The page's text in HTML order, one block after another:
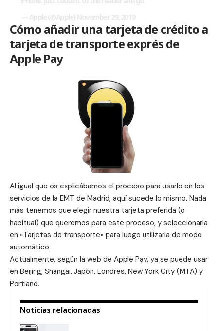
Cómo añadir una tarjeta de crédito a
tarjeta de transporte exprés de
Apple Pay
Al igual que os explicábamos el proceso para usarlo en los
servicios de la EMT de Madrid, aquí sucede lo mismo. Nada
más tenemos que elegir nuestra tarjeta preferida (o
habitual) que queremos para este proceso, y seleccionarla
en «Tarjetas de transporte» para luego utilizarla de modo
automático.
Actualmente, según la web de Apple Pay, ya se puede usar
en Beijing, Shangai, Japón, Londres, New York City (MTA) y
Portland.
Noticias relacionadas